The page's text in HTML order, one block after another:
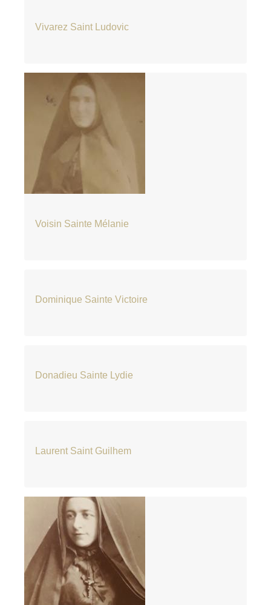
Vivarez Saint Ludovic
Voisin Sainte Mélanie
Dominique Sainte Victoire
Donadieu Sainte Lydie
Laurent Saint Guilhem